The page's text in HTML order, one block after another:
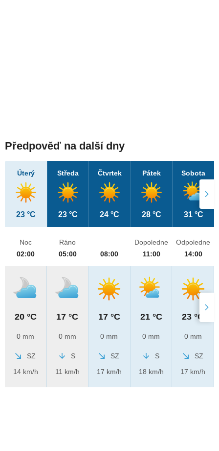
Předpověď na další dny
Úterý
23 °C
Středa
23 °C
Čtvrtek
24 °C
Pátek
28 °C
Sobota
31 °C
Noc
02:00
20 °C
0 mm
SZ
14 km/h
Ráno
05:00
17 °C
0 mm
S
11 km/h
08:00
17 °C
0 mm
SZ
17 km/h
Dopoledne
11:00
21 °C
0 mm
S
18 km/h
Odpoledne
14:00
23 °C
0 mm
SZ
17 km/h